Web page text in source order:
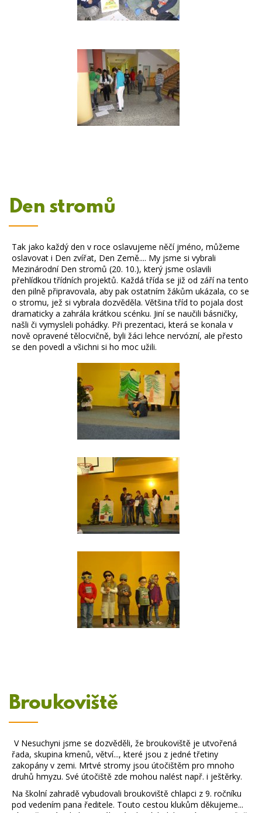
Den stromů
Tak jako každý den v roce oslavujeme něčí jméno, můžeme
oslavovat i Den zvířat, Den Země.... My jsme si vybrali
Mezinárodní Den stromů (20. 10.), který jsme oslavili
přehlídkou třídních projektů. Každá třída se již od září na tento
den pilně připravovala, aby pak ostatním žákům ukázala, co se
o stromu, jež si vybrala dozvěděla. Většina tříd to pojala dost
dramaticky a zahrála krátkou scénku. Jiní se naučili básničky,
našli či vymysleli pohádky. Při prezentaci, která se konala v
nově opravené tělocvičně, byli žáci lehce nervózní, ale přesto
se den povedl a všichni si ho moc užili.
Broukoviště
V Nesuchyni jsme se dozvěděli, že broukoviště je utvořená
řada, skupina kmenů, větví..., které jsou z jedné třetiny
zakopány v zemi. Mrtvé stromy jsou útočištěm pro mnoho
druhů hmyzu. Své útočiště zde mohou nalést např. i ještěrky.
Na školní zahradě vybudovali broukoviště chlapci z 9. ročníku
pod vedením pana ředitele. Touto cestou klukům děkujeme...